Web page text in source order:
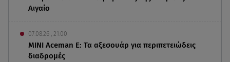
Αιγαίο
07.08.26 , 21:00
MINI Aceman E: Τα αξεσουάρ για περιπετειώδεις
διαδρομές